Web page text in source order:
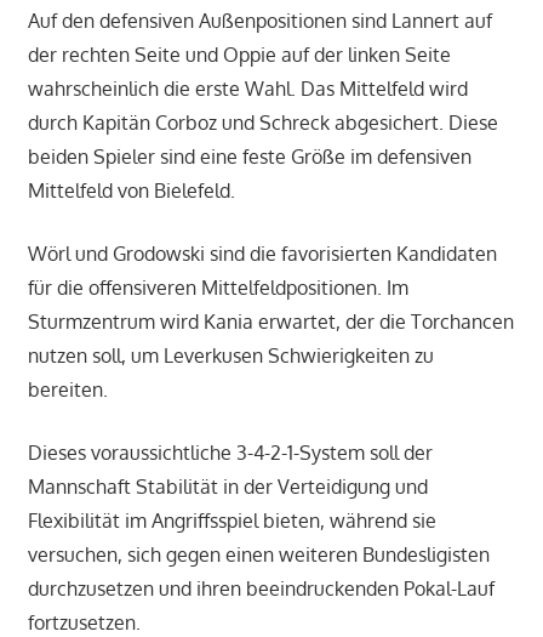
Auf den defensiven Außenpositionen sind Lannert auf
der rechten Seite und Oppie auf der linken Seite
wahrscheinlich die erste Wahl. Das Mittelfeld wird
durch Kapitän Corboz und Schreck abgesichert. Diese
beiden Spieler sind eine feste Größe im defensiven
Mittelfeld von Bielefeld.
Wörl und Grodowski sind die favorisierten Kandidaten
für die offensiveren Mittelfeldpositionen. Im
Sturmzentrum wird Kania erwartet, der die Torchancen
nutzen soll, um Leverkusen Schwierigkeiten zu
bereiten.
Dieses voraussichtliche 3-4-2-1-System soll der
Mannschaft Stabilität in der Verteidigung und
Flexibilität im Angriffsspiel bieten, während sie
versuchen, sich gegen einen weiteren Bundesligisten
durchzusetzen und ihren beeindruckenden Pokal-Lauf
fortzusetzen.